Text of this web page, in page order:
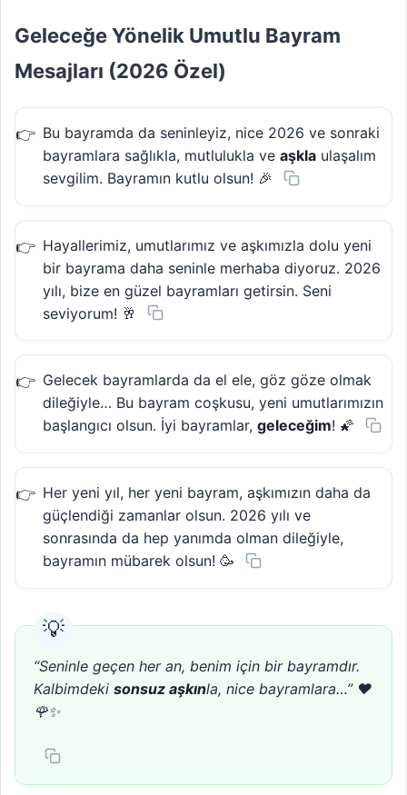
Geleceğe Yönelik Umutlu Bayram
Mesajları (2026 Özel)
Bu bayramda da seninleyiz, nice 2026 ve sonraki
bayramlara sağlıkla, mutlulukla ve aşkla ulaşalım
sevgilim. Bayramın kutlu olsun! 🎉
Hayallerimiz, umutlarımız ve aşkımızla dolu yeni
bir bayrama daha seninle merhaba diyoruz. 2026
yılı, bize en güzel bayramları getirsin. Seni
seviyorum! 🥂
Gelecek bayramlarda da el ele, göz göze olmak
dileğiyle… Bu bayram coşkusu, yeni umutlarımızın
başlangıcı olsun. İyi bayramlar, geleceğim! 🌠
Her yeni yıl, her yeni bayram, aşkımızın daha da
güçlendiği zamanlar olsun. 2026 yılı ve
sonrasında da hep yanımda olman dileğiyle,
bayramın mübarek olsun! 🥳
“Seninle geçen her an, benim için bir bayramdır.
Kalbimdeki sonsuz aşkınla, nice bayramlara…” ❤️
🌹✨